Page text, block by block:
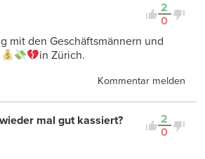
2
0
mit den Geschäftsmännern und
in Zürich.
Kommentar melden
2
0
mal gut kassiert?